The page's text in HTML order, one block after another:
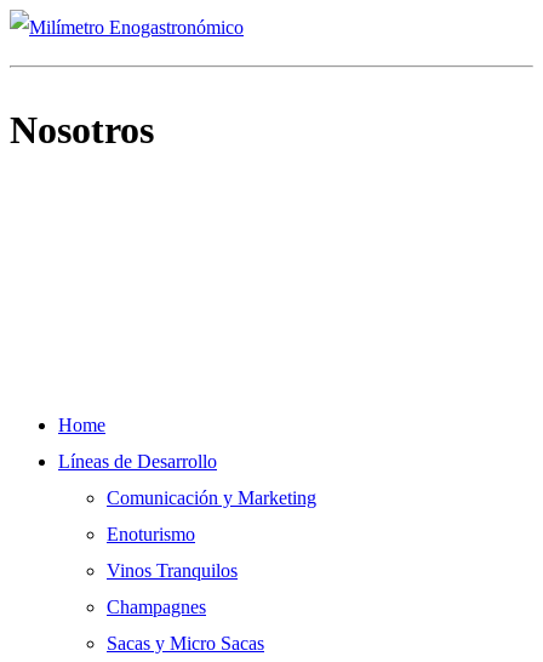
Nosotros
Home
Líneas de Desarrollo
Comunicación y Marketing
Enoturismo
Vinos Tranquilos
Champagnes
Sacas y Micro Sacas